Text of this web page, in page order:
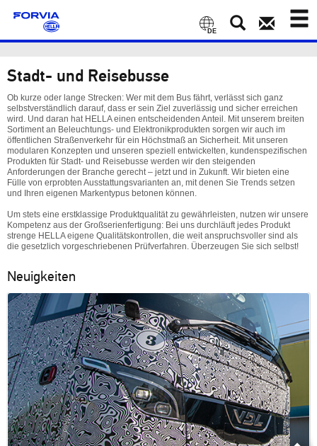
Toggle
DE
Stadt- und Reisebusse
Ob kurze oder lange Strecken: Wer mit dem Bus fährt, verlässt sich ganz
selbstverständlich darauf, dass er sein Ziel zuverlässig und sicher erreichen
wird. Und daran hat HELLA einen entscheidenden Anteil. Mit unserem breiten
Sortiment an Beleuchtungs- und Elektronikprodukten sorgen wir auch im
öffentlichen Straßenverkehr für ein Höchstmaß an Sicherheit. Mit unseren
modularen Konzepten und unseren speziell entwickelten, kundenspezifischen
Produkten für Stadt- und Reisebusse werden wir den steigenden
Anforderungen der Branche gerecht – jetzt und in Zukunft. Wir bieten eine
Fülle von erprobten Ausstattungsvarianten an, mit denen Sie Trends setzen
und Ihren eigenen Markentypus betonen können.
Um stets eine erstklassige Produktqualität zu gewährleisten, nutzen wir unsere
Kompetenz aus der Großserienfertigung: Bei uns durchläuft jedes Produkt
strenge HELLA eigene Qualitätskontrollen, die weit anspruchsvoller sind als
die gesetzlich vorgeschriebenen Prüfverfahren. Überzeugen Sie sich selbst!
Neuigkeiten